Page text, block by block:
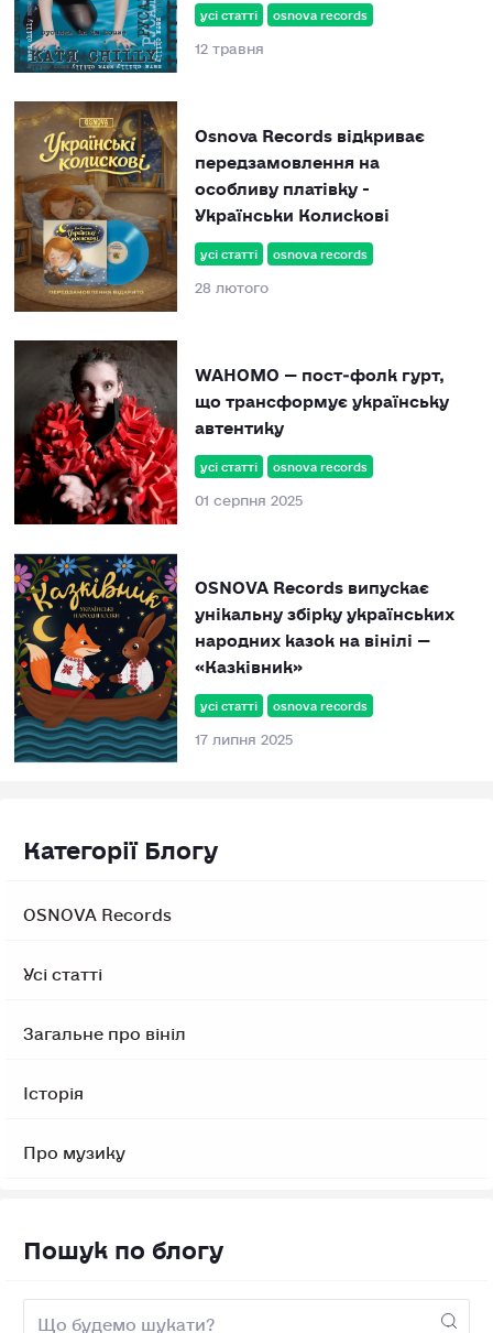
усі статті osnova records
12 травня
усі статті osnova records
28 лютого
Osnova Records відкриває
передзамовлення на
особливу платівку -
Українськи Колискові
усі статті osnova records
01 серпня 2025
WAHOMO — пост‑фолк гурт,
що трансформує українську
автентику
усі статті osnova records
17 липня 2025
OSNOVA Records випускає
унікальну збірку українських
народних казок на вінілі —
«Казківник»
Категорії Блогу
OSNOVA Records
Усі статті
Загальне про вініл
Історія
Про музику
Пошук по блогу